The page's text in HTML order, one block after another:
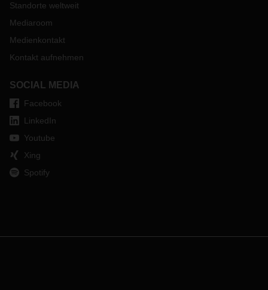
Standorte weltweit
Mediaroom
Medienkontakt
Kontakt aufnehmen
SOCIAL MEDIA
Facebook
LinkedIn
Youtube
Xing
Spotify